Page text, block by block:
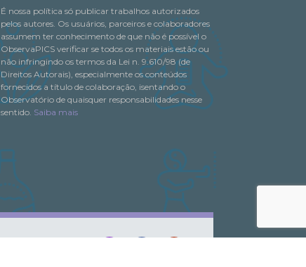
É nossa política só publicar trabalhos autorizados
pelos autores. Os usuários, parceiros e colaboradores
assumem ter conhecimento de que não é possível o
ObservaPICS verificar se todos os materiais estão ou
não infringindo os termos da Lei n. 9.610/98 (de
Direitos Autorais), especialmente os conteúdos
fornecidos a título de colaboração, isentando o
Observatório de quaisquer responsabilidades nesse
sentido. Saiba mais